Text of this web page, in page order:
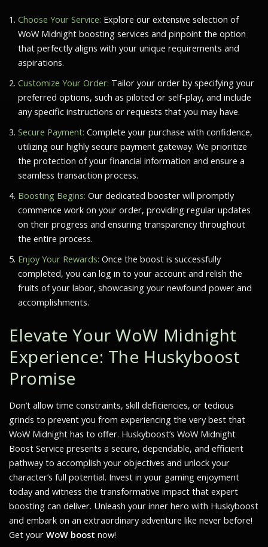
Choose Your Service: Explore our extensive selection of
WoW Midnight boosting services and pinpoint the option
that perfectly aligns with your unique requirements and
aspirations.
Customize Your Order: Tailor your order by specifying your
preferred options, such as piloted or self-play, and include
any specific instructions or requests that you may have.
Secure Payment: Complete your purchase with confidence,
utilizing our highly secure payment gateway. We prioritize
the protection of your financial information and ensure a
seamless transaction process.
Boosting Begins: Our dedicated booster will promptly
commence work on your order, providing regular updates
on their progress and ensuring transparency throughout
the entire process.
Enjoy Your Rewards: Once the boost is successfully
completed, you can log in to your account and relish the
fruits of your labor, showcasing your newfound power and
accomplishments.
Elevate Your WoW Midnight
Experience: The Huskyboost
Promise
Don’t allow time constraints, skill deficiencies, or tedious
grinds to prevent you from experiencing the very best that
WoW Midnight has to offer. Huskyboost’s WoW Midnight
Boost Service presents a secure, dependable, and efficient
pathway to accomplish your objectives and unlock your
character’s full potential. Invest in your gaming enjoyment
today and witness the transformative impact that expert
boosting can deliver. Unleash your inner hero with Huskyboost
and embark on an extraordinary adventure like never before!
Get your WoW boost now!